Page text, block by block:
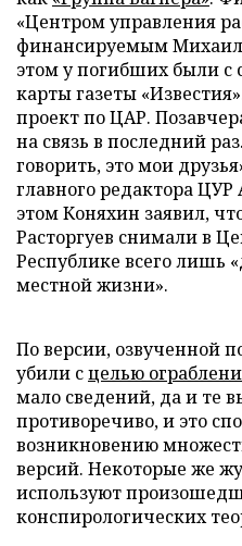
«Центром управления
финансируемым
этом у погибших были с
карты газеты
проект по ЦАР.
на связь в последний
говорить, это мои
главного редактора
этом Коняхин заявил,
Расторгуев снимали в
Республике всего лишь
местной жизни».
По версии, озвученной
убили сцелью
мало сведений, да и те
противоречиво, и это
возникновению
версий. Некоторые же
используют
конспирологических